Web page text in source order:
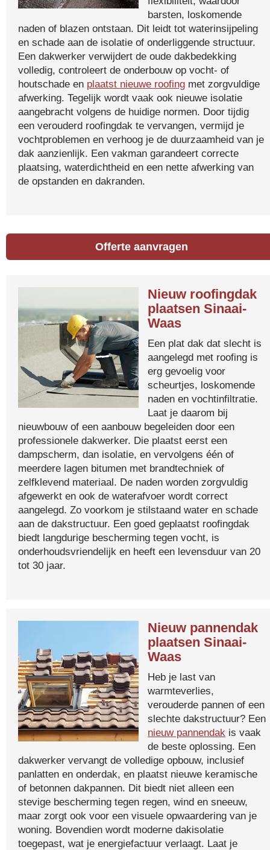
barsten, loskomende
naden of blazen ontstaan. Dit leidt tot waterinsijpeling
en schade aan de isolatie of onderliggende structuur.
Een dakwerker verwijdert de oude dakbedekking
volledig, controleert de onderbouw op vocht- of
houtschade en plaatst nieuwe roofing met zorgvuldige
afwerking. Tegelijk wordt vaak ook nieuwe isolatie
aangebracht volgens de huidige normen. Door tijdig
een verouderd roofingdak te vervangen, vermijd je
vochtproblemen en verhoog je de duurzaamheid van je
dak aanzienlijk. Een vakman garandeert correcte
plaatsing, waterdichtheid en een nette afwerking van
de opstanden en dakranden.
Offerte aanvragen
Nieuw roofingdak
plaatsen Sinaai-
Waas
Een plat dak dat slecht is
aangelegd met roofing is
erg gevoelig voor
scheurtjes, loskomende
naden en vochtinfiltratie.
Laat je daarom bij
nieuwbouw of een aanbouw begeleiden door een
professionele dakwerker. Die plaatst eerst een
dampscherm, dan isolatie, en vervolgens één of
meerdere lagen bitumen met brandtechniek of
zelfklevend materiaal. De naden worden zorgvuldig
afgewerkt en ook de waterafvoer wordt correct
aangelegd. Zo voorkom je stilstaand water en schade
aan de dakstructuur. Een goed geplaatst roofingdak
biedt langdurige bescherming tegen vocht, is
onderhoudsvriendelijk en heeft een levensduur van 20
tot 30 jaar.
Nieuw pannendak
plaatsen Sinaai-
Waas
Heb je last van
warmteverlies,
verouderde pannen of een
slechte dakstructuur? Een
nieuw pannendak is vaak
de beste oplossing. Een
dakwerker vervangt de volledige opbouw, inclusief
panlatten en onderdak, en plaatst nieuwe keramische
of betonnen dakpannen. Dit biedt niet alleen een
stevige bescherming tegen regen, wind en sneeuw,
maar zorgt ook voor een visuele opwaardering van je
woning. Bovendien wordt moderne dakisolatie
toegepast, wat je energiefactuur verlaagt. Laat je